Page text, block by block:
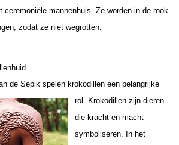
ceremoniële mannenhuis. Ze worden in de rook
zodat ze niet wegrotten.
de Sepik spelen krokodillen een belangrijke
rol. Krokodillen zijn dieren
die kracht en macht
symboliseren. In het